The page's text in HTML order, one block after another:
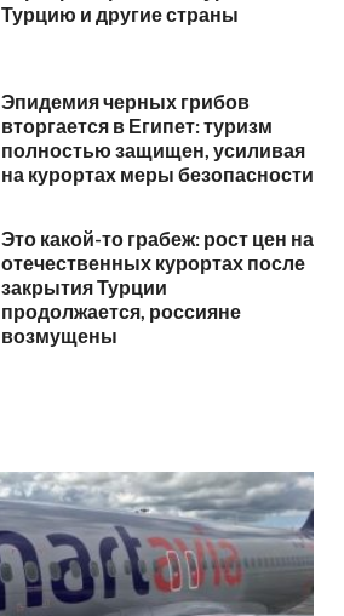
Турцию и другие страны
Эпидемия черных грибов
вторгается в Египет: туризм
полностью защищен, усиливая
на курортах меры безопасности
Это какой-то грабеж: рост цен на
отечественных курортах после
закрытия Турции
продолжается, россияне
возмущены